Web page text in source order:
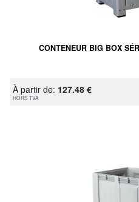
CONTENEUR BIG BOX
À partir de: 127.48 €
HORS TVA